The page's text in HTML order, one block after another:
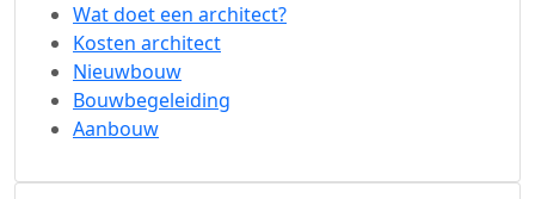
Wat doet een architect?
Kosten architect
Nieuwbouw
Bouwbegeleiding
Aanbouw